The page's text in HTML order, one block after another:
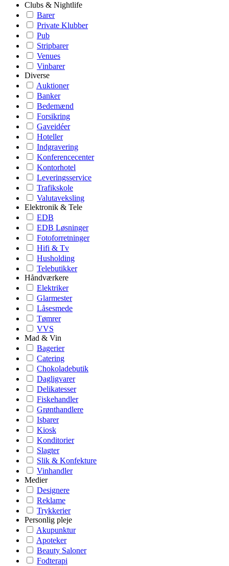
Clubs & Nightlife
Barer
Private Klubber
Pub
Stripbarer
Venues
Vinbarer
Diverse
Auktioner
Banker
Bedemænd
Forsikring
Gaveidéer
Hoteller
Indgravering
Konferencecenter
Kontorhotel
Leveringsservice
Trafikskole
Valutaveksling
Elektronik & Tele
EDB
EDB Løsninger
Fotoforretninger
Hifi & Tv
Husholding
Telebutikker
Håndværkere
Elektriker
Glarmester
Låsesmede
Tømrer
VVS
Mad & Vin
Bagerier
Catering
Chokoladebutik
Dagligvarer
Delikatesser
Fiskehandler
Grønthandlere
Isbarer
Kiosk
Konditorier
Slagter
Slik & Konfekture
Vinhandler
Medier
Designere
Reklame
Trykkerier
Personlig pleje
Akupunktur
Apoteker
Beauty Saloner
Fodterapi